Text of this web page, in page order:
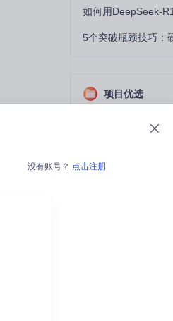
的组件来
略
项目优选
暂无描述
没有账号？ 点击注册